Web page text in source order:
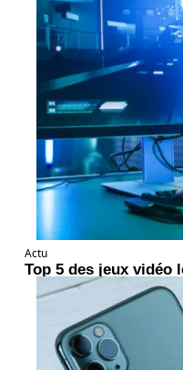
Actu
Top 5 des jeux vidéo